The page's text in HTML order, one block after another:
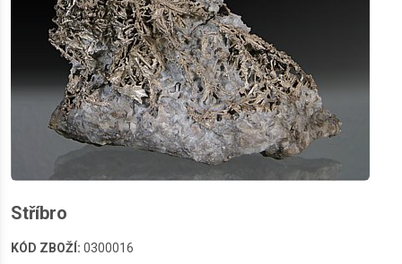
Stříbro
KÓD ZBOŽÍ: 0300016